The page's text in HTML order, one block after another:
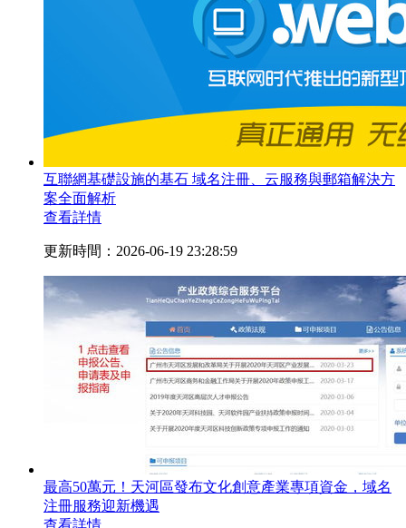
互聯網基礎設施的基石 域名注冊、云服務與郵箱解決方
案全面解析
查看詳情
更新時間：2026-06-19 23:28:59
最高50萬元！天河區發布文化創意產業專項資金，域名
注冊服務迎新機遇
查看詳情